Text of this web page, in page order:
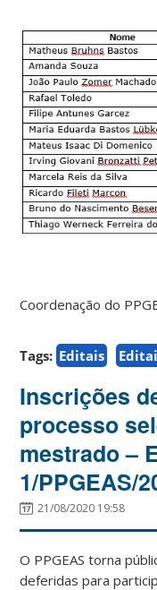
Coordenação do
Tags: Editais
Inscrições
processo
mestrado –
1/PPGEAS/
21/08/2020 19:58
O PPGEAS torna
deferidas para